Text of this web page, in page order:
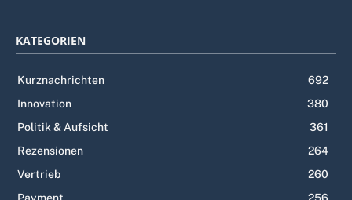
KATEGORIEN
Kurznachrichten
692
Innovation
380
Politik & Aufsicht
361
Rezensionen
264
Vertrieb
260